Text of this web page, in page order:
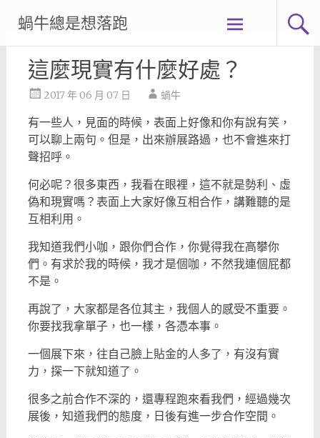
content
蝸牛總是想落跑
這麼現實有什麼好處？
2017 年 06 月 07 日 蝸牛
有一些人，見面的時候，表面上好像和你有說有笑，
可以聊上兩句。但是，出來辦展路過，也不會進來打
聲招呼。
何必呢？很多東西，我看在眼裡，這不就是勢利、虛
偽和現實嗎？表面上大家好像互相合作，講難聽的是
互相利用。
我知道我們小咖，跟你們合作，你覺得我在高攀你
們。有求於我的時候，我才是個咖，不然我連個屁都
不是。
再說了，大家都是各位其主，我個人的感受不重要。
你要找我拿單子，也一樣，各憑本事。
一個展下來，往自己臉上貼金的人多了，有沒有實
力，探一下就知道了。
很多之前合作不深的，還專程跑來看我們，經過幾次
展後，知道我們的態度，日後有進一步合作空間。